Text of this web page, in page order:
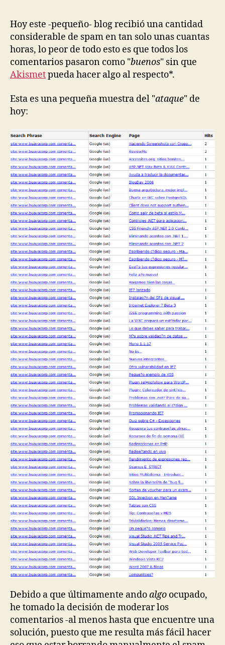
Hoy este -pequeño- blog recibió una cantidad
considerable de spam en tan solo unas cuantas
horas, lo peor de todo esto es que todos los
comentarios pasaron como "buenos" sin que
Akismetpueda hacer algo al respecto*.
Esta es una pequeña muestra del "ataque" de
hoy:
Debido a que últimamente andoalgo ocupado,
he tomado la decisión de moderar los
comentarios -al menos hasta que encuentre una
solución, puesto que me resulta más fácil hacer